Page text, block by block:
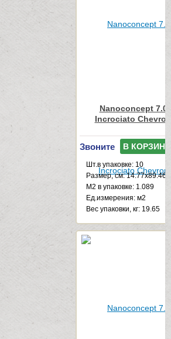
Nanoconcept 7.0
Incrociato
Звоните В КОРЗИНУ
Шт.в упаковке: 10
Размер, см: 14.77x89.46
М2 в упаковке: 1.089
Ед.измерения: м2
Веc упаковки, кг: 19.65